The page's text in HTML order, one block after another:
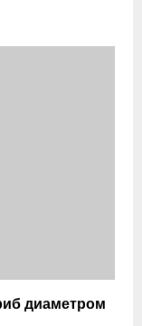
диаметром